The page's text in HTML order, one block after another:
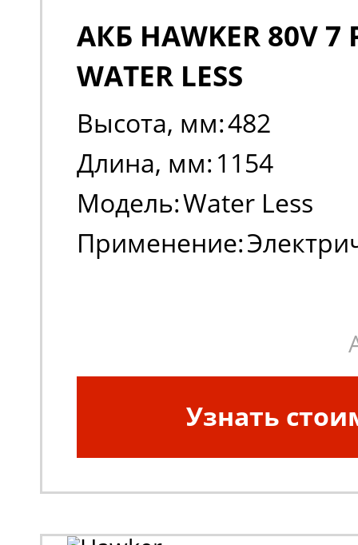
АКБ HAWKER 80V 7
WATER LESS
Высота, мм:482
Длина, мм: 1154
Модель:Water Less
Применение:
Узнать